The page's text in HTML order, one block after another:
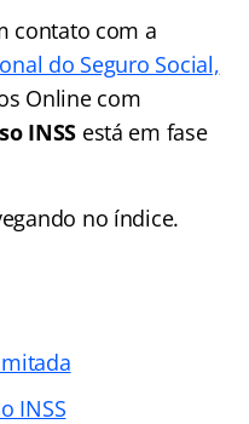
contato com a
do Seguro Social,
Online com
INSS está em fase
no índice.
INSS